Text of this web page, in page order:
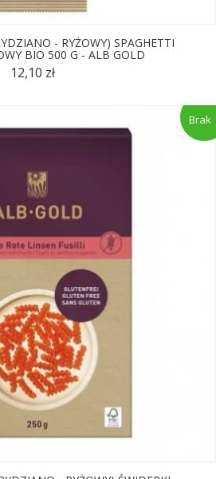
- RYŻOWY) SPAGHETTI
BIO 500 G - ALB GOLD
12,10 zł
Brak